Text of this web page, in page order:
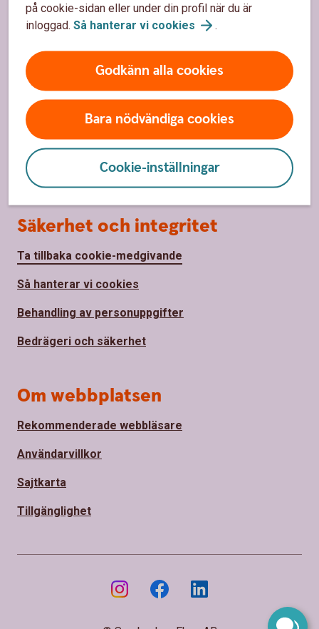
på cookie-sidan eller under din profil när du är
inloggad. Så hanterar vi cookies .
Godkänn alla cookies
Bara nödvändiga cookies
Cookie-inställningar
Om Sparbanken Eken
Om Sparbanken Eken
Hållbarhet
Samhällsengagemang
Press
Jobba hos oss
Säkerhet och integritet
Ta tillbaka cookie-medgivande
Så hanterar vi cookies
Behandling av personuppgifter
Bedrägeri och säkerhet
Om webbplatsen
Rekommenderade webbläsare
Användarvillkor
Sajtkarta
Tillgänglighet